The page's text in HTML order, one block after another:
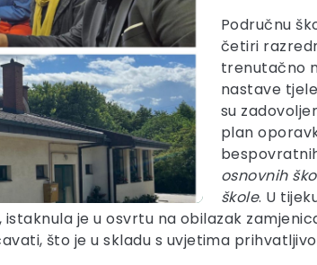
Područnu
četiri
trenutačno
nastave
su
plan
osnovnih
škole. U
je u osvrtu na obilazak
što je u skladu s uvjetima